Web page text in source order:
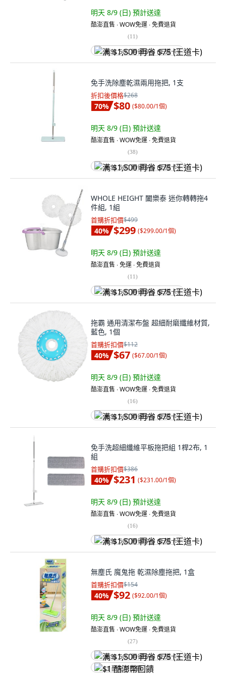
明天 8/9 (日) 預計送達
酷澎直售 ∙ WOW免運 ∙ 免費退貨
(11)
满 $1,500 再省 $75 (王道卡)
免手洗除塵乾濕兩用拖把, 1支
折扣後價格$268
70% $80 ($80.00/1個)
明天 8/9 (日) 預計送達
酷澎直售 ∙ WOW免運 ∙ 免費退貨
(38)
满 $1,500 再省 $75 (王道卡)
WHOLE HEIGHT 闔樂泰 迷你轉轉拖4
件組, 1組
首購折扣價$499
40% $299 ($299.00/1個)
明天 8/9 (日) 預計送達
酷澎直售 ∙ 免運 ∙ 免費退貨
(11)
满 $1,500 再省 $75 (王道卡)
拖霸 通用清潔布盤 超細耐磨纖維材質,
藍色, 1個
首購折扣價$112
40% $67 ($67.00/1個)
明天 8/9 (日) 預計送達
酷澎直售 ∙ WOW免運 ∙ 免費退貨
(16)
满 $1,500 再省 $75 (王道卡)
免手洗超細纖維平板拖把組 1桿2布, 1
組
首購折扣價$386
40% $231 ($231.00/1個)
明天 8/9 (日) 預計送達
酷澎直售 ∙ WOW免運 ∙ 免費退貨
(16)
满 $1,500 再省 $75 (王道卡)
無塵氏 魔鬼拖 乾濕除塵拖把, 1盒
首購折扣價$154
40% $92 ($92.00/1個)
明天 8/9 (日) 預計送達
酷澎直售 ∙ WOW免運 ∙ 免費退貨
(27)
满 $1,500 再省 $75 (王道卡)
$1 酷澎幣回饋